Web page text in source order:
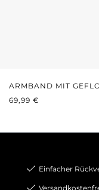
ARMBAND MIT
REGULÄRER
69,99 €
Einfacher